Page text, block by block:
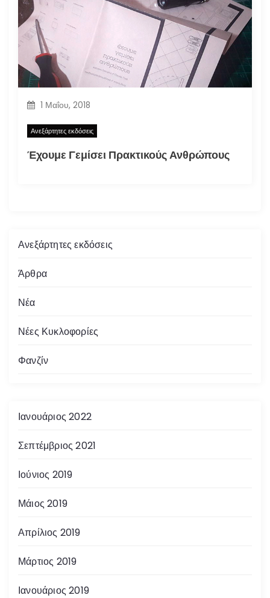
1 Μαΐου, 2018
Ανεξάρτητες εκδόσεις
Έχουμε Γεμίσει Πρακτικούς Ανθρώπους
Ανεξάρτητες εκδόσεις
Άρθρα
Νέα
Νέες Κυκλοφορίες
Φανζίν
Ιανουάριος 2022
Σεπτέμβριος 2021
Ιούνιος 2019
Μάιος 2019
Απρίλιος 2019
Μάρτιος 2019
Ιανουάριος 2019